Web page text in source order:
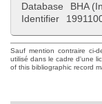
Database
BHA
Identifier
Sauf mention contraire ci-
utilisé dans le cadre d'une
of this bibliographic record